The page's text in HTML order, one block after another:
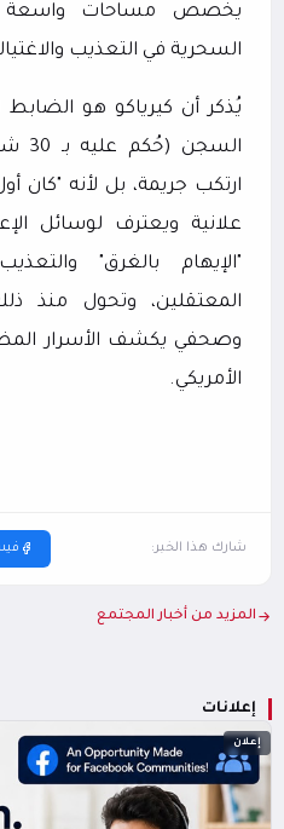
إعلانات
إعلان
يخصص مساحات واسعة
السحرية في التعذيب
يُذكر أن كيرياكو هو الضابط
ارتكب جريمة، بل لأنه "كان
علانية ويعترف لوسائل
"الإيهام بالغرق"
المعتقلين، وتحول منذ
وصحفي يكشف الأسرار
الأمريكي.
شارك هذا الخبر:
المزيد من أخبار المجتمع